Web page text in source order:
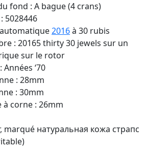
fond : A bague (4 crans)
5028446
2016à 30 rubis
: 20165 thirty 30 jewels sur un
sur le rotor
‘70
: 28mm
: 30mm
corne : 26mm
marqué натуральная кожа страпс